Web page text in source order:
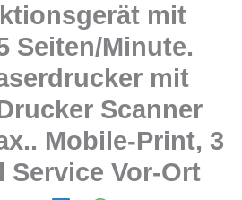
mit
Seiten/Minute.
mit
Scanner
Mobile-Print, 3
Service Vor-Ort